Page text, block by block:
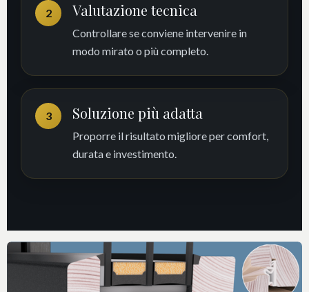
2 Valutazione tecnica
Controllare se conviene intervenire in
modo mirato o più completo.
3 Soluzione più adatta
Proporre il risultato migliore per comfort,
durata e investimento.